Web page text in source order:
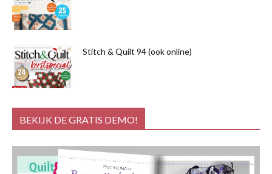
Stitch & Quilt 94 (ook online)
BEKIJK DE GRATIS DEMO!